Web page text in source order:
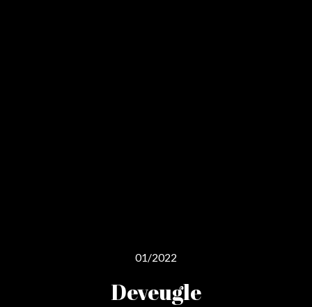
01/2022
Deveugle